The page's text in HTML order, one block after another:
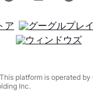
platform is operated by
Inc.